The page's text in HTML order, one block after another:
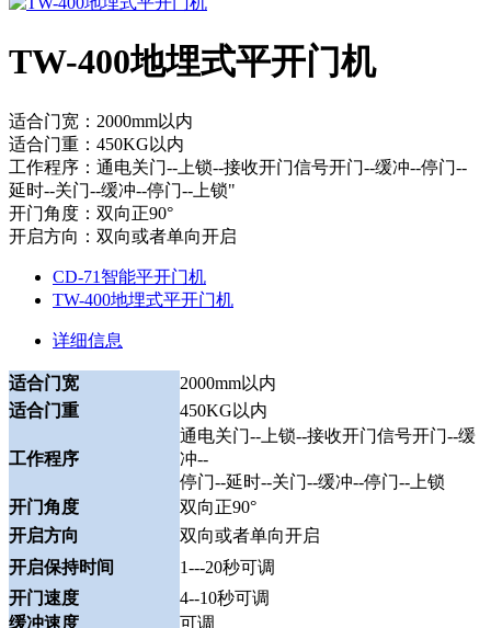
TW-400地埋式平开门机
适合门宽：2000mm以内
适合门重：450KG以内
工作程序：通电关门--上锁--接收开门信号开门--缓冲--停门--
延时--关门--缓冲--停门--上锁"
开门角度：双向正90°
开启方向：双向或者单向开启
CD-71智能平开门机
TW-400地埋式平开门机
详细信息
适合门宽
2000mm以内
适合门重
450KG以内
工作程序
通电关门--上锁--接收开门信号开门--缓
冲--
停门--延时--关门--缓冲--停门--上锁
开门角度
双向正90°
开启方向
双向或者单向开启
开启保持时间
1---20秒可调
开门速度
4--10秒可调
缓冲速度
可调